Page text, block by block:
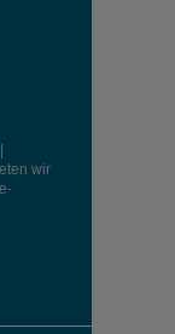
wir